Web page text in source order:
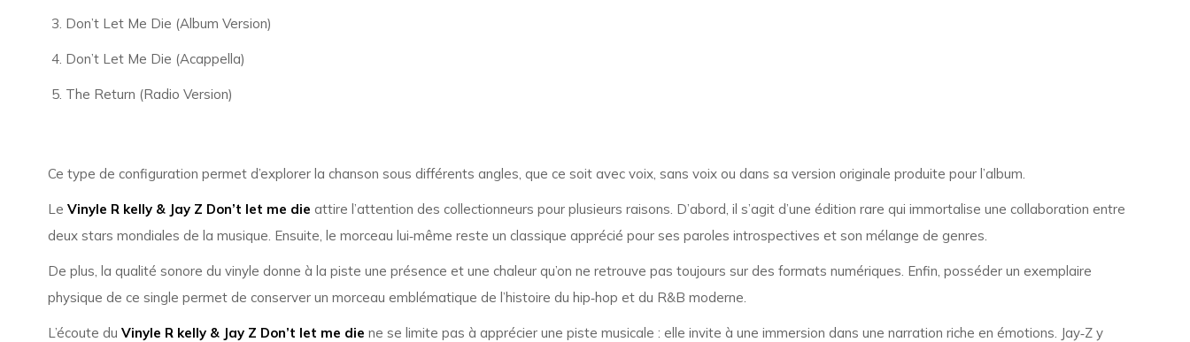
Don’t Let Me Die (Album Version)
Don’t Let Me Die (Acappella)
The Return (Radio Version)
Ce type de configuration permet d’explorer la chanson sous différents angles, que ce soit avec voix, sans voix ou dans sa version originale produite pour l’album.
Le Vinyle R kelly & Jay Z Don’t let me die attire l’attention des collectionneurs pour plusieurs raisons. D’abord, il s’agit d’une édition rare qui immortalise une collaboration entre
deux stars mondiales de la musique. Ensuite, le morceau lui‑même reste un classique apprécié pour ses paroles introspectives et son mélange de genres.
De plus, la qualité sonore du vinyle donne à la piste une présence et une chaleur qu’on ne retrouve pas toujours sur des formats numériques. Enfin, posséder un exemplaire
physique de ce single permet de conserver un morceau emblématique de l’histoire du hip‑hop et du R&B moderne.
L’écoute du Vinyle R kelly & Jay Z Don’t let me die ne se limite pas à apprécier une piste musicale : elle invite à une immersion dans une narration riche en émotions. Jay‑Z y